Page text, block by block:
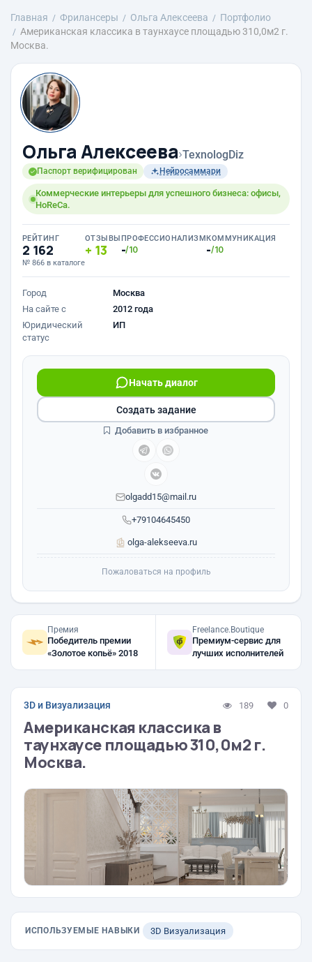
Главная Фрилансеры Ольга Алексеева
Портфолио
Американская классика в таунхаусе площадью 310,0м2 г.
Москва.
Ольга Алексеева›TexnologDiz
Паспорт верифицирован Нейросаммари
Коммерческие интерьеры для успешного бизнеса: офисы,
HoReCa.
РЕЙТИНГ
2 162
№ 866 в каталоге
ОТЗЫВЫ
13
ПРОФЕССИОНАЛИЗМ
-/10
КОММУНИКАЦИЯ
-/10
Город
Москва
На сайте с
2012 года
Юридический
статус
ИП
+79104645450
Начать диалог
olgadd15@mail.ru
olga-alekseeva.ru
Создать задание
Добавить в избранное
Пожаловаться на профиль
Премия
Победитель премии
«Золотое копьё» 2018
Freelance.Boutique
Премиум-сервис для
лучших исполнителей
3D и Визуализация 189 0
Американская классика в
таунхаусе площадью 310,0м2 г.
Москва.
ИСПОЛЬЗУЕМЫЕ НАВЫКИ 3D Визуализация